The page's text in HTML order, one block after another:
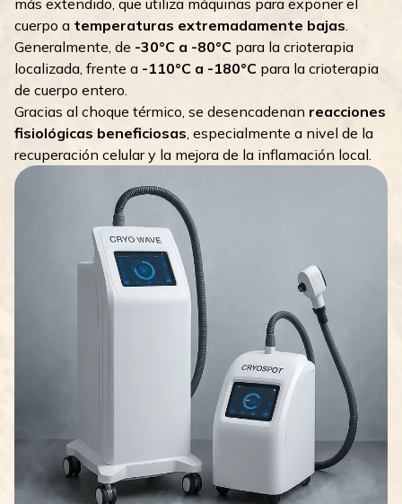
cuerpo a temperaturas extremadamente bajas
Generalmente, de -30°C a -80°C para la crioterapia
localizada, frente a -110°C a -180°C para la crioterapia
de cuerpo entero.
Gracias al choque térmico, se desencadenan reacciones
fisiológicas beneficiosas , especialmente a nivel de la
recuperación celular y la mejora de la inflamación local.